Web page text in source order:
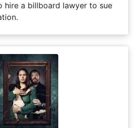
hire a billboard lawyer to sue